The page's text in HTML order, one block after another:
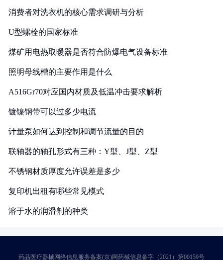
消费者对洗衣机的核心需求调研与分析
U型螺栓的国家标准
煤矿用电热取暖器是否符合防爆电气设备标准
照明母线槽的主要作用是什么
A516Gr70对应国内材质及低温冲击要求解析
镀镍钢带可以过多少电流
计量泵如何达到控制和调节流量的目的
联轴器的轴孔形式有三种：Y型、J型、Z型
不锈钢材质厚度允许误差是多少
复印机出租有哪些常见模式
溶于水的润滑剂的种类
药品医疗器械网络信息服务备案(京)网药械信息备字（2021）第00159号